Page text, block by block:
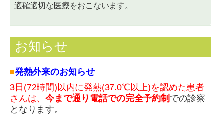
適確適切な医療をおこないます。
お知らせ
■発熱外来のお知らせ
3日(72時間)以内に発熱(37.0℃以上)を認めた患者
さんは、 今まで通り電話での完全予約制 での診察
となります。